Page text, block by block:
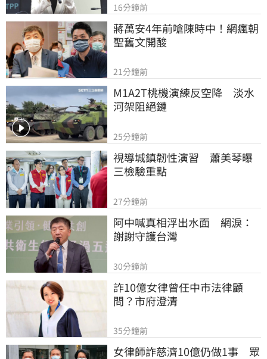
16分鐘前
蔣萬安4年前嗆陳時中！網瘋朝
聖舊文開酸
21分鐘前
M1A2T桃機演練反空降　淡水
河架阻絕鏈
25分鐘前
視導城鎮韌性演習　蕭美琴曝
三檢驗重點
27分鐘前
阿中喊真相浮出水面　網淚：
謝謝守護台灣
30分鐘前
詐10億女律曾任中市法律顧
問？市府澄清
35分鐘前
女律師詐慈濟10億仍做1事　眾